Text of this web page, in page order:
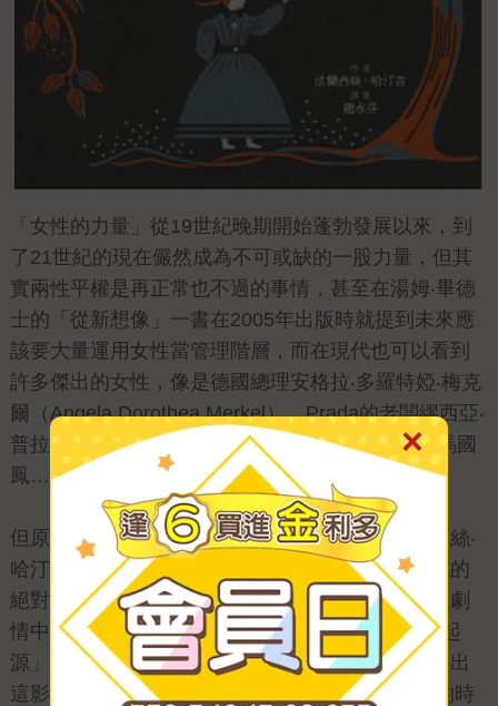
「女性的力量」從19世紀晚期開始蓬勃發展以來，到
了21世紀的現在儼然成為不可或缺的一股力量，但其
實兩性平權是再正常也不過的事情，甚至在湯姆‧畢德
士的「從新想像」一書在2005年出版時就提到未來應
該要大量運用女性當管理階層，而在現代也可以看到
許多傑出的女性，像是德國總理安格拉‧多羅特婭‧梅克
爾（Angela Dorothea Merkel）、Prada的老闆繆西亞‧
普拉達（Miuccia Prada）、台灣的傑出女科學家馬國
鳳…都是如此。
但原在這之前的時代又是如何呢？還好透過法蘭西絲‧
哈汀吉的《謊言樹
》帶領我們一窺當時女性所處在的
絕對劣勢的歷史！書中雖沒有明說時間，但卻透過劇
情中提到的女主角費絲5歲那年，一本名叫「物種起
源」，和進化有關的書出現了！而歷史上達爾文提出
這影響未來科學界的著作是在1859年，可知書中的時